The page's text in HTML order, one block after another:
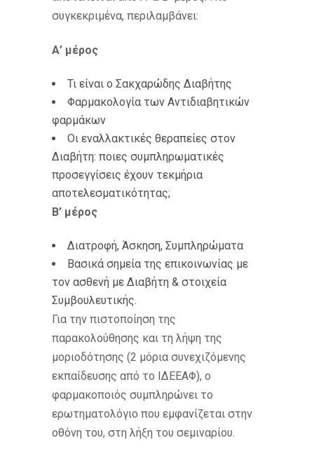
συγκεκριμένα, περιλαμβάνει:
Α’ μέρος
Τι είναι ο Σακχαρώδης Διαβήτης
Φαρμακολογία των Αντιδιαβητικών
φαρμάκων
Οι εναλλακτικές θεραπείες στον
Διαβήτη: ποιες συμπληρωματικές
προσεγγίσεις έχουν τεκμήρια
αποτελεσματικότητας;
Β’ μέρος
Διατροφή, Άσκηση, Συμπληρώματα
Βασικά σημεία της επικοινωνίας με
τον ασθενή με Διαβήτη & στοιχεία
Συμβουλευτικής.
Για την πιστοποίηση της
παρακολούθησης και τη λήψη της
μοριοδότησης (2 μόρια συνεχιζόμενης
εκπαίδευσης από το ΙΔΕΕΑΦ), ο
φαρμακοποιός συμπληρώνει το
ερωτηματολόγιο που εμφανίζεται στην
οθόνη του, στη λήξη του σεμιναρίου.